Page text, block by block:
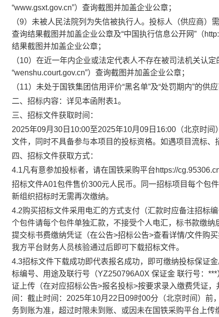
“www.gsxt.gov.cn”）查询截图并加盖企业公章；
（9） 未被人民法院列为失信被执行人。 投标人（供应商）
查询结果截图并加盖企业公章及“中国执行信息公开网”（
结果截图并加盖企业公章；
（10） 在近一年内企业或法定代表人不存在被司法机关认
“wenshu.court.gov.cn”）查询截图并加盖企业公章；
（11） 未处于国铁集团信用评价“黑名单”及“处罚期内”的供
二、招标内容： 详见本函附表1。
三、招标文件获取时间：
2025年09月 30 日 10:00至2025年10月 09 日 16:00（北京时间
文件，同时不具备参与本项目的投标资格。如遇项目流标
四、招标文件获取方式：
4.1凡有意参加投标者，请在国铁采购平台https://
招标文件A01包件售价300元人民币。
同一招标项目每个包
新组织招标时无需再次缴纳。
4.2购买招标文件采用电汇的方式支付（汇款时应备注招标
个包件请每个包件单独汇款， 不接受个人电汇， 标书款缴纳
提交标书费缴纳凭证（在公告>招标公告>查看详情/文件购
我方平台财务人员核验通过后即可下载招标文件。
4.3招标文件下载成功即代表报名成功，即可缴纳投标保证
标编号、用途及联行号（YZ250796A0X 保证金 联行号：***
证 上传（在对应招标公告>报名投标>按要求录入缴费凭证
间：截止时间： 2025年10月 22 日 09时00分 （北京时间）前
务到账为准，超过时限未到账、或因未在国铁采购平台上传